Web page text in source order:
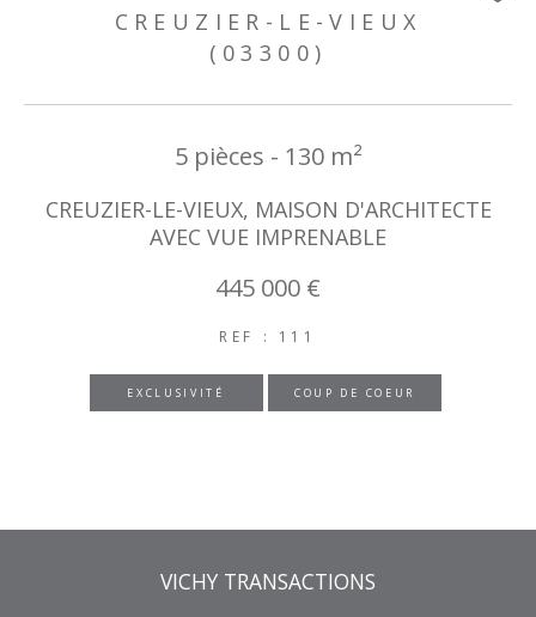
CREUZIER-LE-VIEUX
(03300)
5 pièces - 130 m²
CREUZIER-LE-VIEUX, MAISON D'ARCHITECTE
AVEC VUE IMPRENABLE
445 000 €
REF : 111
EXCLUSIVITÉ COUP DE COEUR
VICHY TRANSACTIONS